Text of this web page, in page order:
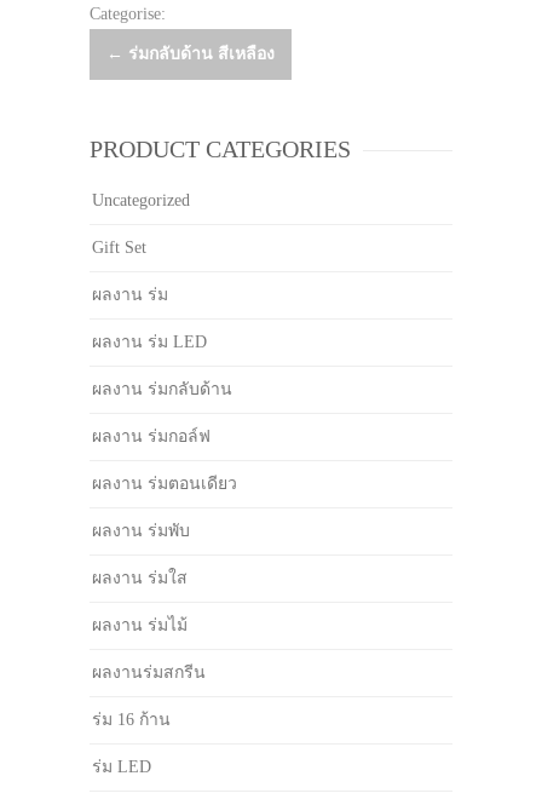
Categorise:
Post
← ร่มกลับด้าน สีเหลือง
PRODUCT CATEGORIES
Uncategorized
Gift Set
ผลงาน ร่ม
ผลงาน ร่ม LED
ผลงาน ร่มกลับด้าน
ผลงาน ร่มกอล์ฟ
ผลงาน ร่มตอนเดียว
ผลงาน ร่มพับ
ผลงาน ร่มใส
ผลงาน ร่มไม้
ผลงานร่มสกรีน
ร่ม 16 ก้าน
ร่ม LED